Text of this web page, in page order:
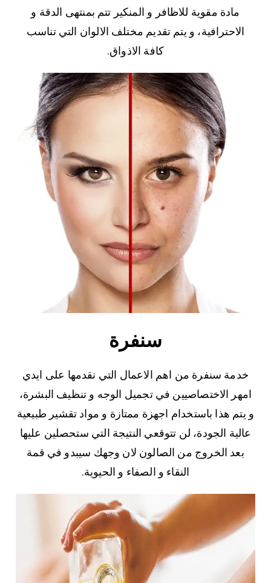
مادة مقوية للاظافر و المنكير تتم بمنتهى الدقة و
الاحترافية، و يتم تقديم مختلف الالوان التي تناسب
كافة الاذواق.
سنفرة
خدمة سنفرة من اهم الاعمال التي نقدمها على ايدي
امهر الاختصاصيين في تجميل الوجه و تنظيف البشرة،
و يتم هذا باستخدام اجهزة ممتازة و مواد تقشير طبيعية
عالية الجودة، لن تتوقعي النتيجة التي ستحصلين عليها
بعد الخروج من الصالون لان وجهك سيبدو في قمة
النقاء و الصفاء و الحيوية.